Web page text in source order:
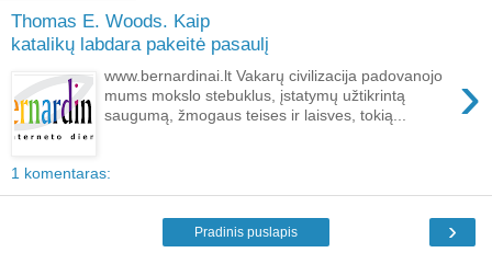
Thomas E. Woods. Kaip
katalikų labdara pakeitė pasaulį
›
www.bernardinai.lt Vakarų civilizacija padovanojo
mums mokslo stebuklus, įstatymų užtikrintą
saugumą, žmogaus teises ir laisves, tokią...
1 komentaras:
›
Pradinis puslapis